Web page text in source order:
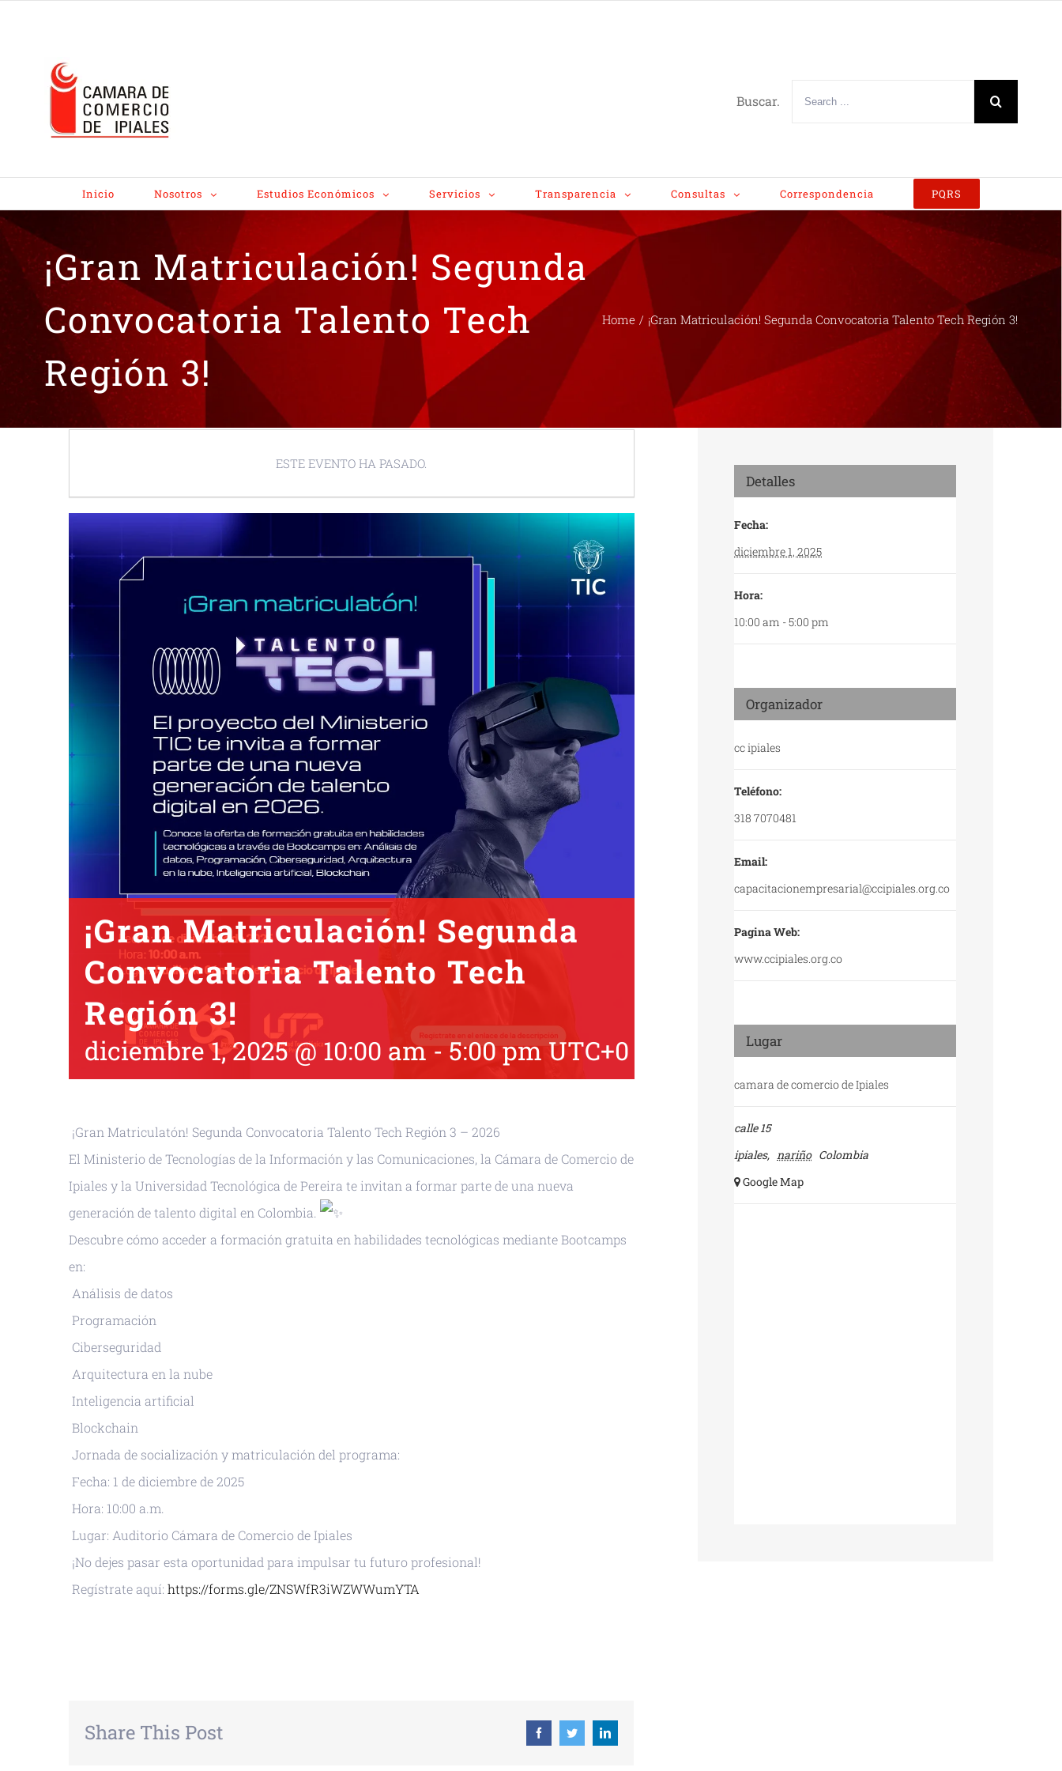
Buscar.
Inicio Nosotros Estudios Económicos Servicios Transparencia Consultas Correspondencia PQRS
¡Gran Matriculación! Segunda
Convocatoria Talento Tech
Región 3!
Home / ¡Gran Matriculación! Segunda Convocatoria Talento Tech Región 3!
ESTE EVENTO HA PASADO.
¡Gran Matriculación! Segunda
Convocatoria Talento Tech
Región 3!
diciembre 1, 2025 @ 10:00 am-5:00 pmUTC+0
¡Gran Matriculatón! Segunda Convocatoria Talento Tech Región 3 – 2026
El Ministerio de Tecnologías de la Información y las Comunicaciones, la Cámara de Comercio de
Ipiales y la Universidad Tecnológica de Pereira te invitan a formar parte de una nueva
generación de talento digital en Colombia.
Descubre cómo acceder a formación gratuita en habilidades tecnológicas mediante Bootcamps
en:
Análisis de datos
Programación
Ciberseguridad
Arquitectura en la nube
Inteligencia artificial
Blockchain
Jornada de socialización y matriculación del programa:
Fecha: 1 de diciembre de 2025
Hora: 10:00 a.m.
Lugar: Auditorio Cámara de Comercio de Ipiales
¡No dejes pasar esta oportunidad para impulsar tu futuro profesional!
Regístrate aquí: https://forms.gle/ZNSWfR3iWZWWumYTA
Share This Post FacebookTwitterLinkedin
Detalles
Fecha:
diciembre 1, 2025
Hora:
10:00 am - 5:00 pm
Organizador
cc ipiales
Teléfono:
318 7070481
Email:
capacitacionempresarial@ccipiales.org.co
Pagina Web:
www.ccipiales.org.co
Lugar
camara de comercio de Ipiales
calle 15
ipiales, nariño Colombia
+ Google Map